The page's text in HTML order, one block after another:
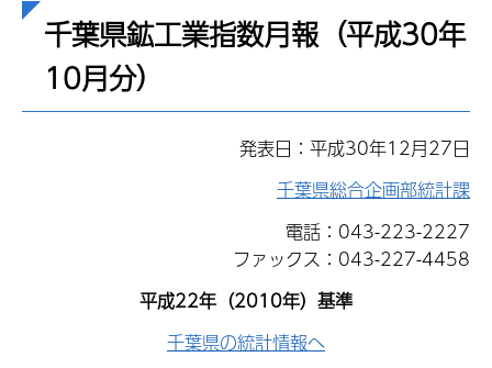
千葉県鉱工業指数月報（平成30年
10月分）
発表日：平成30年12月27日
千葉県総合企画部統計課
電話：043-223-2227
ファックス：043-227-4458
平成22年（2010年）基準
千葉県の統計情報へ